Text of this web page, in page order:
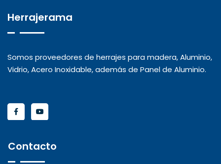
Herrajerama
Somos proveedores de herrajes para madera, Aluminio,
Vidrio, Acero Inoxidable, además de Panel de Aluminio.
Contacto